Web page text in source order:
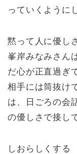
っていくように
黙って人に優し
峯岸みなみさん
だ心が正直過ぎ
相手には筒抜け
は、日ごろの会
の優しさで接し
しおらしくする